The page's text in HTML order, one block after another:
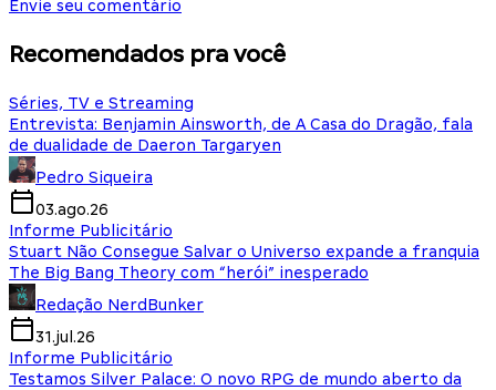
Envie seu comentário
Recomendados pra você
Séries, TV e Streaming
Entrevista: Benjamin Ainsworth, de A Casa do Dragão, fala
de dualidade de Daeron Targaryen
Pedro Siqueira
03.ago.26
Informe Publicitário
Stuart Não Consegue Salvar o Universo expande a franquia
The Big Bang Theory com “herói” inesperado
Redação NerdBunker
31.jul.26
Informe Publicitário
Testamos Silver Palace: O novo RPG de mundo aberto da